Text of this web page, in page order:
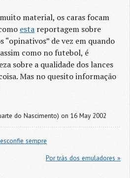
material, os caras focam
esta reportagem sobre
“opinativos” de vez em quando
como no futebol, é
sobre a qualidade dos lances
Mas no quesito informação
do Nascimento) on 16 May 2002
sempre
Por trás dos emuladores »